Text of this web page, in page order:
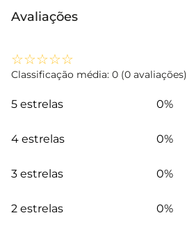
Avaliações
☆☆☆☆☆
Classificação média: 0 (0 avaliações)
5 estrelas 0%
4 estrelas 0%
3 estrelas 0%
2 estrelas 0%